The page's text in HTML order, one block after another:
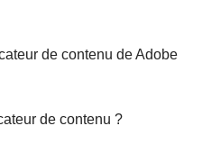
de contenu de Adobe
de contenu ?